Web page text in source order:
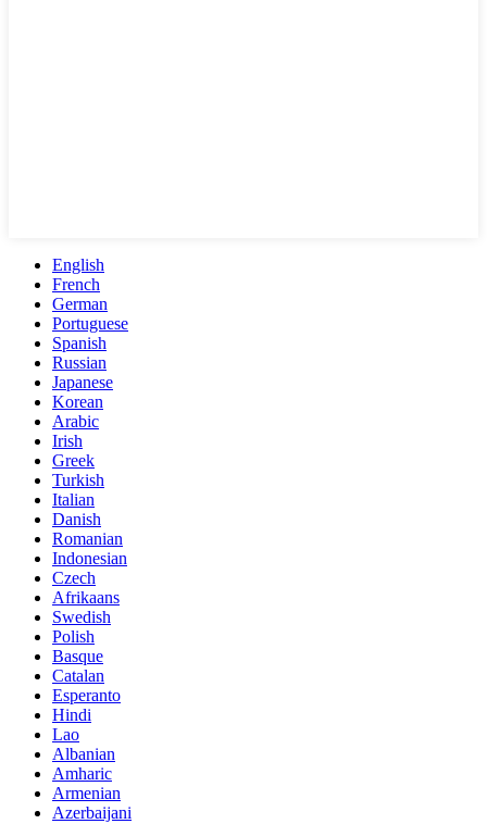
English
French
German
Portuguese
Spanish
Russian
Japanese
Korean
Arabic
Irish
Greek
Turkish
Italian
Danish
Romanian
Indonesian
Czech
Afrikaans
Swedish
Polish
Basque
Catalan
Esperanto
Hindi
Lao
Albanian
Amharic
Armenian
Azerbaijani